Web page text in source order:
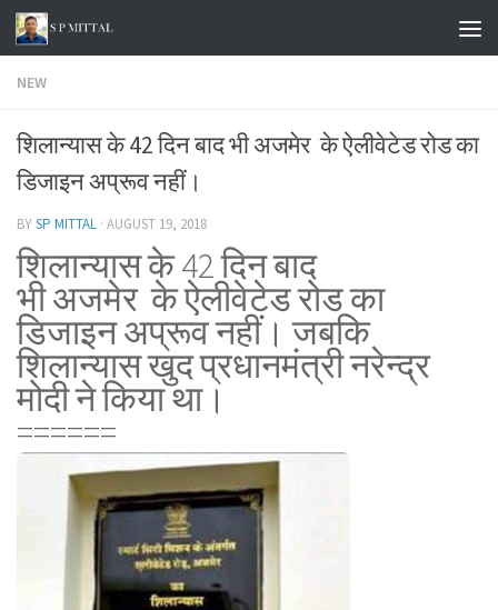
Skip to content
NEW
शिलान्यास के 42 दिन बाद भी अजमेर के ऐलीवेटेड रोड का
डिजाइन अप्रूव नहीं।
BYSP MITTAL · AUGUST 19, 2018
शिलान्यास के 42 दिन बाद
भी अजमेर के ऐलीवेटेड रोड का
डिजाइन अप्रूव नहीं। जबकि
शिलान्यास खुद प्रधानमंत्री नरेन्द्र
मोदी ने किया था।
======